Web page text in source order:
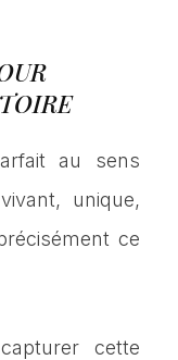
au sens
unique,
ce
cette